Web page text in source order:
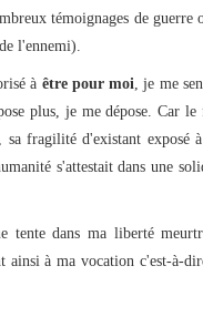
témoignages de guerre
l'ennemi).
à être pour moi, je me
plus, je me dépose. Car le
sa fragilité d'existant
s'attestait dans une
tente dans ma liberté
à ma vocation c'est-à-